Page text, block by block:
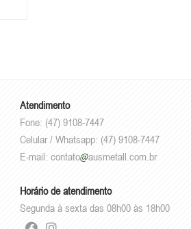
Atendimento
Fone: (47) 9108-7447
Celular / Whatsapp: (47) 9108-7447
E-mail: contato ausmetall.com.br
Horário de atendimento
Segunda à sexta das 08h00 às 18h00